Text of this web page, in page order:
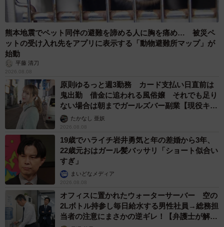
熊本地震でペット同伴の避難を諦める人に胸を痛め… 被災ペ
ットの受け入れ先をアプリに表示する「動物避難所マップ」が
始動
平藤 清刀
2026.08.08
原則ゆるっと週3勤務 カード支払い日直前は
鬼出勤 借金に追われる風俗嬢 それでも足り
ない場合は朝までガールズバー副業【現役キャ
ストに取材】
たかなし 亜妖
2026.08.08
19歳でハライチ岩井勇気と年の差婚から3年、
22歳元おはガール髪バッサリ「ショート似合い
すぎ」
まいどなメディア
2026.08.08
オフィスに置かれたウォーターサーバー 空の
2Lボトル持参し毎日給水する男性社員→総務担
当者の注意にまさかの逆ギレ！【弁護士が解